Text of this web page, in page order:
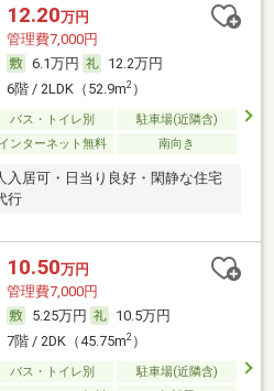
12.20万円
管理費7,000円
6.1万円
12.2万円
6階 / 2LDK（52.9m2）
バス・トイレ別
駐車場(近隣含)
インターネット無料 南向き
入居可・日当り良好・閑静な住宅
行
10.50万円
管理費7,000円
5.25万円
10.5万円
7階 / 2DK（45.75m2）
バス・トイレ別
駐車場(近隣含)